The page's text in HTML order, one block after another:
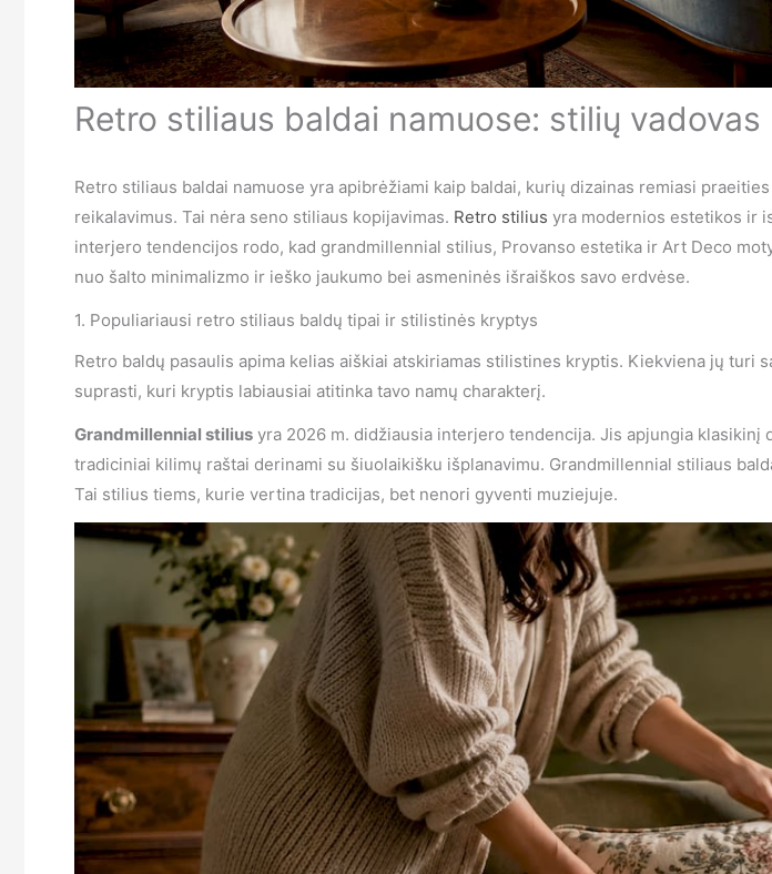
Retro stiliaus baldai namuose: stilių vadovas
Retro stiliaus baldai namuose yra apibrėžiami kaip baldai, kurių dizainas remiasi
reikalavimus. Tai nėra seno stiliaus kopijavimas. Retro stilius yra modernios estetikos ir
interjero tendencijos rodo, kad grandmillennial stilius, Provanso estetika ir Art Deco
nuo šalto minimalizmo ir ieško jaukumo bei asmeninės išraiškos savo erdvėse.
1. Populiariausi retro stiliaus baldų tipai ir stilistinės kryptys
Retro baldų pasaulis apima kelias aiškiai atskiriamas stilistines kryptis. Kiekviena jų
suprasti, kuri kryptis labiausiai atitinka tavo namų charakterį.
Grandmillennial stilius yra 2026 m. didžiausia interjero tendencija. Jis apjungia
tradiciniai kilimų raštai derinami su šiuolaikišku išplanavimu. Grandmillennial stiliaus
Tai stilius tiems, kurie vertina tradicijas, bet nenori gyventi muziejuje.